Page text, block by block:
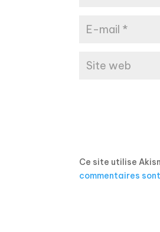
Ce site utilise
commentaires